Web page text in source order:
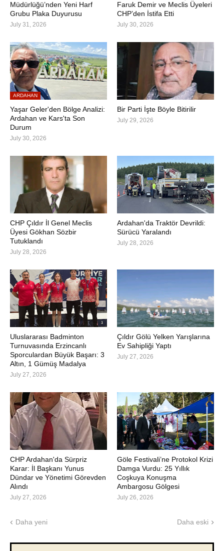
Müdürlüğü’nden Yeni Harf
Grubu Plaka Duyurusu
July 31, 2026
Faruk Demir ve Meclis Üyeleri
CHP’den İstifa Etti
July 30, 2026
ARDAHAN
Yaşar Geler'den Bölge Analizi:
Ardahan ve Kars'ta Son
Durum
July 30, 2026
Bir Parti İşte Böyle Bitirilir
July 29, 2026
CHP Çıldır İl Genel Meclis
Üyesi Gökhan Sözbir
Tutuklandı
July 28, 2026
Ardahan'da Traktör Devrildi:
Sürücü Yaralandı
July 28, 2026
Uluslararası Badminton
Turnuvasında Erzincanlı
Sporculardan Büyük Başarı: 3
Altın, 1 Gümüş Madalya
July 27, 2026
Çıldır Gölü Yelken Yarışlarına
Ev Sahipliği Yaptı
July 27, 2026
CHP Ardahan'da Sürpriz
Karar: İl Başkanı Yunus
Dündar ve Yönetimi Görevden
Alındı
July 27, 2026
Göle Festivali’ne Protokol Krizi
Damga Vurdu: 25 Yıllık
Coşkuya Konuşma
Ambargosu Gölgesi
July 26, 2026
Daha yeni Daha eski